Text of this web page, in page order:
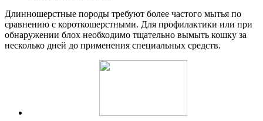
Длинношерстные породы требуют более частого мытья по
сравнению с короткошерстными. Для профилактики или при
обнаружении блох необходимо тщательно вымыть кошку за
несколько дней до применения специальных средств.